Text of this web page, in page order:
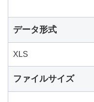
データ形式
XLS
ファイルサイズ